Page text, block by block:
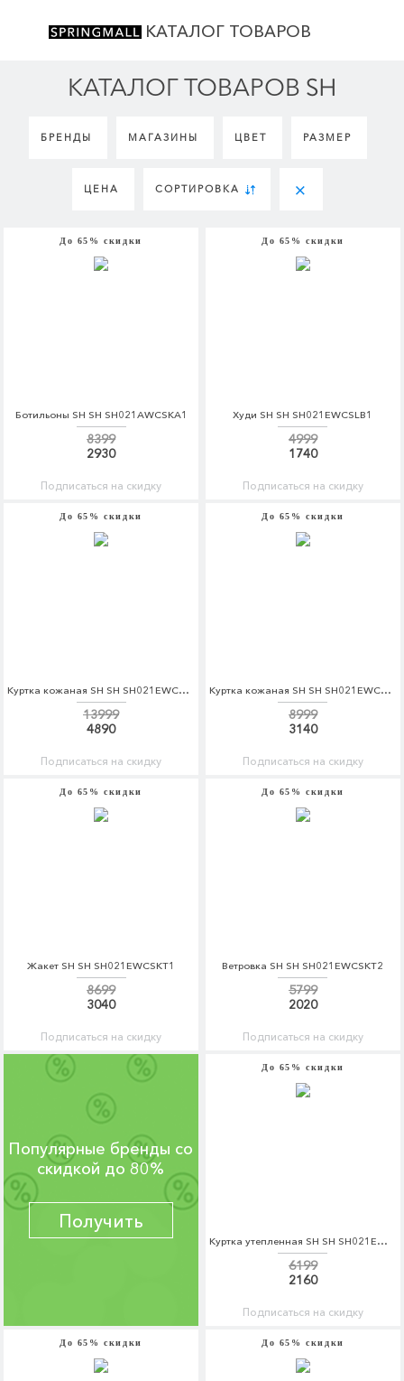
КАТАЛОГ ТОВАРОВ
КАТАЛОГ ТОВАРОВ SH
БРЕНДЫ МАГАЗИНЫ ЦВЕТ РАЗМЕР
ЦЕНА СОРТИРОВКА
До 65% скидки
Ботильоны SH SH SH021AWCSKA1
8399
2930
Подписаться на скидку
До 65% скидки
Худи SH SH SH021EWCSLB1
4999
1740
Подписаться на скидку
До 65% скидки
Куртка кожаная SH SH SH021EWCSKR3
13999
4890
Подписаться на скидку
До 65% скидки
Куртка кожаная SH SH SH021EWCSKS6
8999
3140
Подписаться на скидку
До 65% скидки
Жакет SH SH SH021EWCSKT1
8699
3040
Подписаться на скидку
До 65% скидки
Ветровка SH SH SH021EWCSKT2
5799
2020
Подписаться на скидку
Популярные бренды со
скидкой до 80%
Получить
До 65% скидки
Куртка утепленная SH SH SH021EWCSKV9
6199
2160
Подписаться на скидку
До 65% скидки До 65% скидки